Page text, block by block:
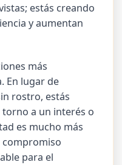
estás creando
y aumentan
más
En lugar de
rostro, estás
a un interés o
es mucho más
compromiso
para el